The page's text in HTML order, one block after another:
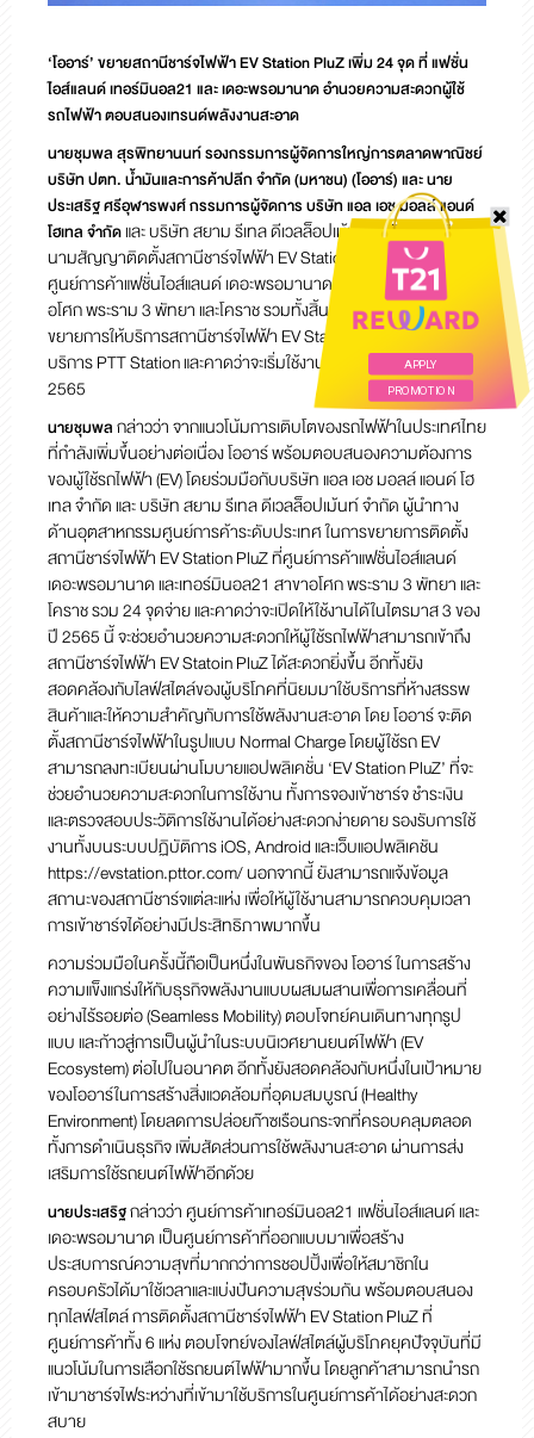
APPLY
PROMOTION
‘โออาร์’ ขยายสถานีชาร์จไฟฟ้า EV Station PluZ เพิ่ม 24 จุด ที่ แฟชั่น
ไอส์แลนด์ เทอร์มินอล21 และ เดอะพรอมานาด อำนวยความสะดวกผู้ใช้
รถไฟฟ้า ตอบสนองเทรนด์พลังงานสะอาด
นายชุมพล สุรพิทยานนท์ รองกรรมการผู้จัดการใหญ่การตลาดพาณิชย์
บริษัท ปตท. น้ำมันและการค้าปลีก จำกัด (มหาชน) (โออาร์) และ นาย
ประเสริฐ ศรีอุฬารพงศ์ กรรมการผู้จัดการ บริษัท แอล เอช มอลล์ แอนด์
โฮเทล จำกัดและ บริษัท สยาม รีเทล ดีเวลล็อปเม้นท์ จำกัด ร่วมพิธีลง
นามสัญญาติดตั้งสถานีชาร์จไฟฟ้า EV Station PluZ ในพื้นที่
ศูนย์การค้าแฟชั่นไอส์แลนด์ เดอะพรอมานาด เทอร์มินอล21 สาขา
อโศก พระราม 3 พัทยา และโคราช รวมทั้งสิ้น 24 จุดจ่าย ถือเป็นการ
ขยายการให้บริการสถานีชาร์จไฟฟ้า EV Station PluZ นอกสถานี
บริการ PTT Station และคาดว่าจะเริ่มใช้งานได้ในไตรมาส 3 ของปี
2565
นายชุมพลกล่าวว่า จากแนวโน้มการเติบโตของรถไฟฟ้าในประเทศไทย
ที่กำลังเพิ่มขึ้นอย่างต่อเนื่อง โออาร์ พร้อมตอบสนองความต้องการ
ของผู้ใช้รถไฟฟ้า (EV) โดยร่วมมือกับบริษัท แอล เอช มอลล์ แอนด์ โฮ
เทล จำกัด และ บริษัท สยาม รีเทล ดีเวลล็อปเม้นท์ จำกัด ผู้นำทาง
ด้านอุตสาหกรรมศูนย์การค้าระดับประเทศ ในการขยายการติดตั้ง
สถานีชาร์จไฟฟ้า EV Station PluZ ที่ศูนย์การค้าแฟชั่นไอส์แลนด์
เดอะพรอมานาด และเทอร์มินอล21 สาขาอโศก พระราม 3 พัทยา และ
โคราช รวม 24 จุดจ่าย และคาดว่าจะเปิดให้ใช้งานได้ในไตรมาส 3 ของ
ปี 2565 นี้ จะช่วยอำนวยความสะดวกให้ผู้ใช้รถไฟฟ้าสามารถเข้าถึง
สถานีชาร์จไฟฟ้า EV Statoin PluZ ได้สะดวกยิ่งขึ้น อีกทั้งยัง
สอดคล้องกับไลฟ์สไตล์ของผู้บริโภคที่นิยมมาใช้บริการที่ห้างสรรพ
สินค้าและให้ความสำคัญกับการใช้พลังงานสะอาด โดย โออาร์ จะติด
ตั้งสถานีชาร์จไฟฟ้าในรูปแบบ Normal Charge โดยผู้ใช้รถ EV
สามารถลงทะเบียนผ่านโมบายแอปพลิเคชั่น ‘EV Station PluZ’ ที่จะ
ช่วยอำนวยความสะดวกในการใช้งาน ทั้งการจองเข้าชาร์จ ชำระเงิน
และตรวจสอบประวัติการใช้งานได้อย่างสะดวกง่ายดาย รองรับการใช้
งานทั้งบนระบบปฏิบัติการ iOS, Android และเว็บแอปพลิเคชัน
https://evstation.pttor.com/นอกจากนี้ ยังสามารถแจ้งข้อมูล
สถานะของสถานีชาร์จแต่ละแห่ง เพื่อให้ผู้ใช้งานสามารถควบคุมเวลา
การเข้าชาร์จได้อย่างมีประสิทธิภาพมากขึ้น
ความร่วมมือในครั้งนี้ถือเป็นหนึ่งในพันธกิจของ โออาร์ ในการสร้าง
ความแข็งแกร่งให้กับธุรกิจพลังงานแบบผสมผสานเพื่อการเคลื่อนที่
อย่างไร้รอยต่อ (Seamless Mobility) ตอบโจทย์คนเดินทางทุกรูป
แบบ และก้าวสู่การเป็นผู้นำในระบบนิเวศยานยนต์ไฟฟ้า (EV
Ecosystem) ต่อไปในอนาคต อีกทั้งยังสอดคล้องกับหนึ่งในเป้าหมาย
ของโออาร์ในการสร้างสิ่งแวดล้อมที่อุดมสมบูรณ์ (Healthy
Environment) โดยลดการปล่อยก๊าซเรือนกระจกที่ครอบคลุมตลอด
ทั้งการดำเนินธุรกิจ เพิ่มสัดส่วนการใช้พลังงานสะอาด ผ่านการส่ง
เสริมการใช้รถยนต์ไฟฟ้าอีกด้วย
นายประเสริฐกล่าวว่า ศูนย์การค้าเทอร์มินอล21 แฟชั่นไอส์แลนด์ และ
เดอะพรอมานาด เป็นศูนย์การค้าที่ออกแบบมาเพื่อสร้าง
ประสบการณ์ความสุขที่มากกว่าการชอปปิ้งเพื่อให้สมาชิกใน
ครอบครัวได้มาใช้เวลาและแบ่งปันความสุขร่วมกัน พร้อมตอบสนอง
ทุกไลฟ์สไตล์ การติดตั้งสถานีชาร์จไฟฟ้า EV Station PluZ ที่
ศูนย์การค้าทั้ง 6 แห่ง ตอบโจทย์ของไลฟ์สไตล์ผู้บริโภคยุคปัจจุบันที่มี
แนวโน้มในการเลือกใช้รถยนต์ไฟฟ้ามากขึ้น โดยลูกค้าสามารถนำรถ
เข้ามาชาร์จไฟระหว่างที่เข้ามาใช้บริการในศูนย์การค้าได้อย่างสะดวก
สบาย